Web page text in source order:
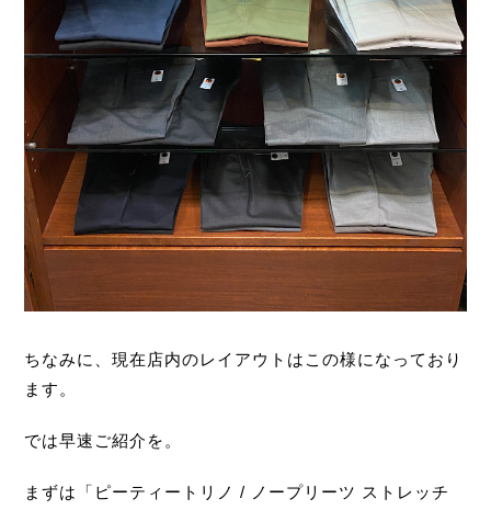
ちなみに、現在店内のレイアウトはこの様になっており
ます。
では早速ご紹介を。
まずは「ピーティートリノ / ノープリーツ ストレッチ